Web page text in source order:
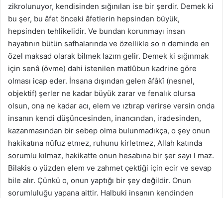
zikrolunuyor, kendisinden sığınılan ise bir şerdir. Demek ki
bu şer, bu âfet önceki âfetlerin hepsinden büyük,
hepsinden tehlikelidir. Ve bundan korunmayı insan
hayatının bütün safhalarında ve özellikle so n deminde en
özel maksad olarak bilmek lazım gelir. Demek ki sığınmak
için senâ (övme) dahi istenilen matlûbun kadrine göre
olması icap eder. İnsana dışından gelen âfâkî (nesnel,
objektif) şerler ne kadar büyük zarar ve fenalık olursa
olsun, ona ne kadar acı, elem ve ıztırap verirse versin onda
insanın kendi düşüncesinden, inancından, iradesinden,
kazanmasından bir sebep olma bulunmadıkça, o şey onun
hakikatına nüfuz etmez, ruhunu kirletmez, Allah katında
sorumlu kılmaz, hakikatte onun hesabına bir şer sayı l maz.
Bilakis o yüzden elem ve zahmet çektiği için ecir ve sevap
bile alır. Çünkü o, onun yaptığı bir şey değildir. Onun
sorumluluğu yapana aittir. Halbuki insanın kendinden